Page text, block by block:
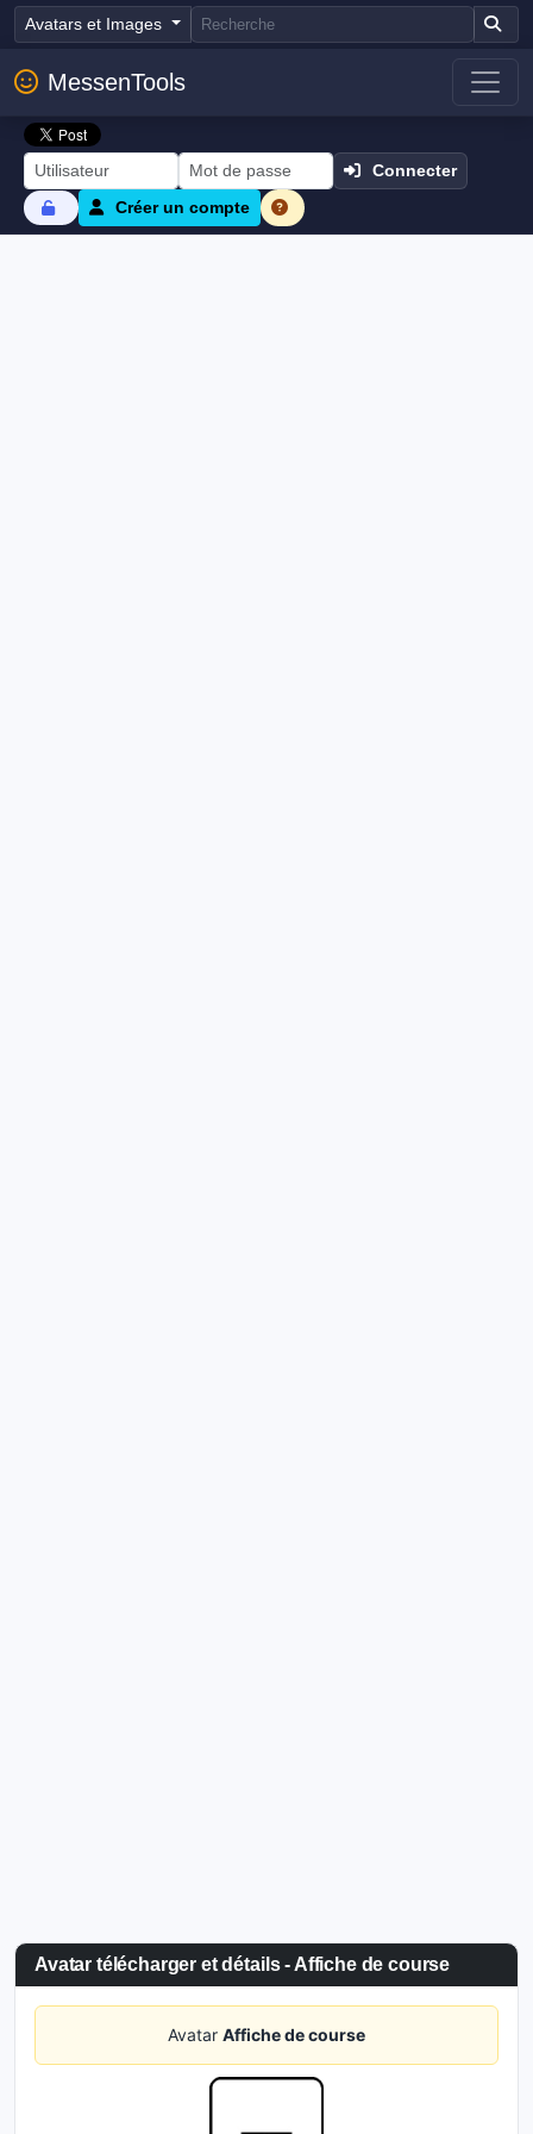
Avatars et Images
MessenTools
Connecter
Créer un compte
Avatar télécharger et détails - Affiche de course
Avatar Affiche de course